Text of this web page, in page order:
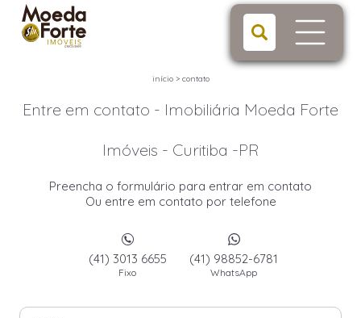
início> contato
Entre em contato - Imobiliária Moeda Forte
Imóveis - Curitiba -PR
Preencha o formulário para entrar em contato
Ou entre em contato por telefone
(41) 3013 6655
Fixo
(41) 98852-6781
WhatsApp